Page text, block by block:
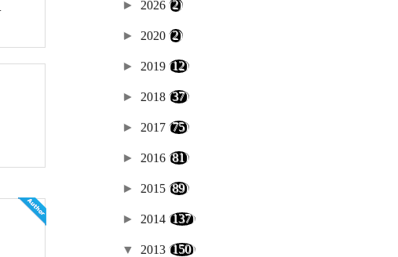
► 2026 (2)
► 2020 (2)
► 2019 (12)
► 2018 (37)
► 2017 (75)
► 2016 (81)
► 2015 (89)
► 2014 (137)
▼ 2013 (150)